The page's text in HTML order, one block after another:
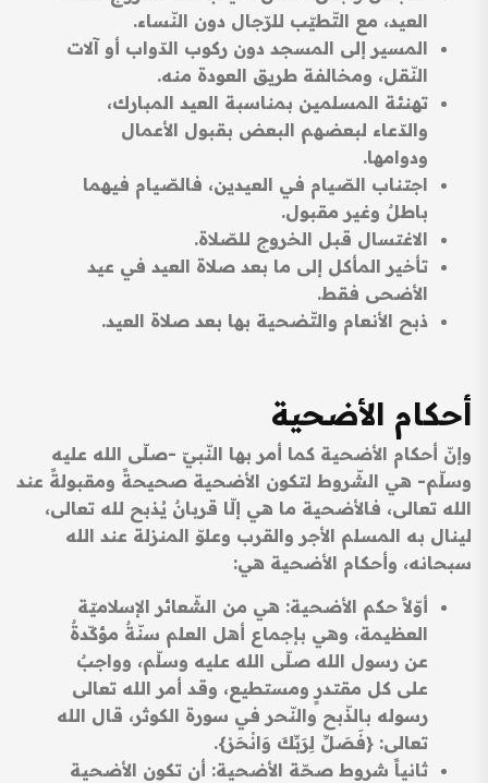
العيد، مع التّطيّب للرّجال دون النّساء.
المسير إلى المسجد دون ركوب الدّواب أو آلات
النّقل، ومخالفة طريق العودة منه.
تهنئة المسلمين بمناسبة العيد المبارك،
والدّعاء لبعضهم البعض بقبول الأعمال
ودوامها.
اجتناب الصّيام في العيدين، فالصّيام فيهما
باطلٌ وغير مقبول.
الاغتسال قبل الخروج للصّلاة.
تأخير المأكل إلى ما بعد صلاة العيد في عيد
الأضحى فقط.
ذبح الأنعام والتّضحية بها بعد صلاة العيد.
أحكام الأضحية
وإنّ أحكام الأضحية كما أمر بها النّبيّ -صلّى الله عليه
وسلّم- هي الشّروط لتكون الأضحية صحيحةً ومقبولةً عند
الله تعالى، فالأضحية ما هي إلّا قربانٌ يُذبح لله تعالى،
لينال به المسلم الأجر والقرب وعلوّ المنزلة عند الله
سبحانه، وأحكام الأضحية هي:
أوّلاً حكم الأضحية: هي من الشّعائر الإسلاميّة
العظيمة، وهي بإجماع أهل العلم سنّةٌ مؤكّدةٌ
عن رسول الله صلّى الله عليه وسلّم، وواجبٌ
على كل مقتدرٍ ومستطيع، وقد أمر الله تعالى
رسوله بالذّبح والنّحر في سورة الكوثر، قال الله
تعالى: {فَصَلِّ لِرَبِّكَ وَانْحَرْ}.
ثانياً شروط صحّة الأضحية: أن تكون الأضحية